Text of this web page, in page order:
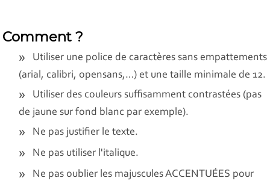
Comment ?
Utiliser une police de caractères sans empattements
(arial, calibri, opensans,…) et une taille minimale de 12.
Utiliser des couleurs suffisamment contrastées (pas
de jaune sur fond blanc par exemple).
Ne pas justifier le texte.
Ne pas utiliser l'italique.
Ne pas oublier les majuscules ACCENTUÉES pour